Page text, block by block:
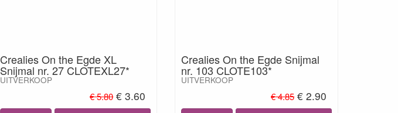
Crealies On the Egde XL
Snijmal nr. 27 CLOTEXL27*
UITVERKOOP
€ 5.80 € 3.60
Crealies On the Egde Snijmal
nr. 103 CLOTE103*
UITVERKOOP
€ 4.85 € 2.90